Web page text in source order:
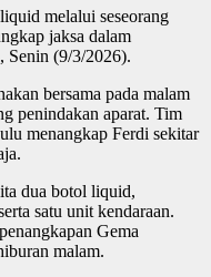
melalui seseorang
jaksa dalam
Senin (9/3/2026).
bersama pada malam
penindakan aparat. Tim
menangkap Ferdi sekitar
dua botol liquid,
satu unit kendaraan.
Gema
malam.